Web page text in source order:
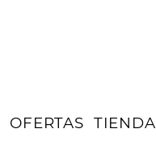
OFERTAS TIENDA